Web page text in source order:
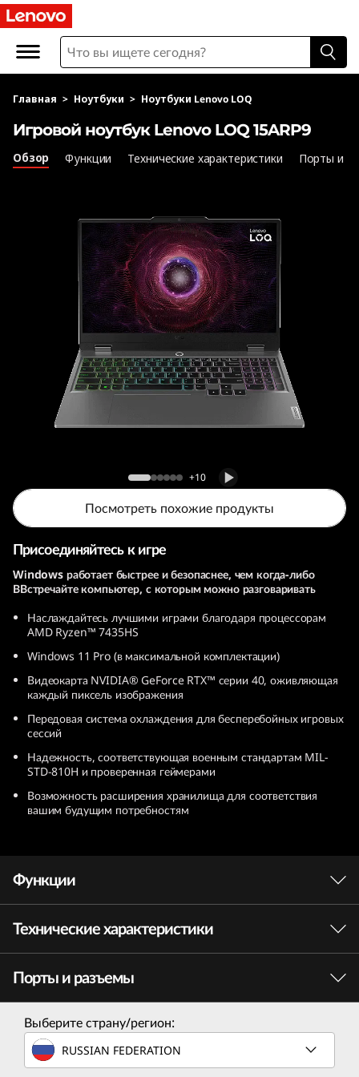
L
n
o
v
9
Главная > Ноутбуки > Ноутбуки Lenovo LOQ
Игровой ноутбук Lenovo LOQ 15ARP9
Игровой ноутбук Lenovo LOQ 15ARP9
Обзор Функции Технические характеристики Порты и
+10
Посмотреть похожие продукты
Присоединяйтесь к игре
Windows работает быстрее и безопаснее, чем когда-либо
ВВстречайте компьютер, с которым можно разговаривать
Наслаждайтесь лучшими играми благодаря процессорам
AMD Ryzen™ 7435HS
Windows 11 Pro (в максимальной комплектации)
Видеокарта NVIDIA® GeForce RTX™ серии 40, оживляющая
каждый пиксель изображения
Передовая система охлаждения для бесперебойных игровых
сессий
Надежность, соответствующая военным стандартам MIL-
STD-810H и проверенная геймерами
Возможность расширения хранилища для соответствия
вашим будущим потребностям
Функции
Технические характеристики
Производительность
Процессор
AMD Ryzen™ R7-7435HS
AMD Ryzen™ R5-7235HS
Порты и разъемы
Выберите страну/регион:
RUSSIAN FEDERATION